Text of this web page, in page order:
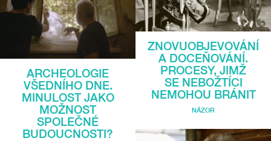
ARCHEOLOGIE
VŠEDNÍHO DNE.
MINULOST JAKO
MOŽNOST
SPOLEČNÉ
BUDOUCNOSTI?
ZNOVUOBJEVOVÁNÍ
A DOCEŇOVÁNÍ.
PROCESY, JIMŽ
SE NEBOŽTÍCI
NEMOHOU BRÁNIT
NÁZOR